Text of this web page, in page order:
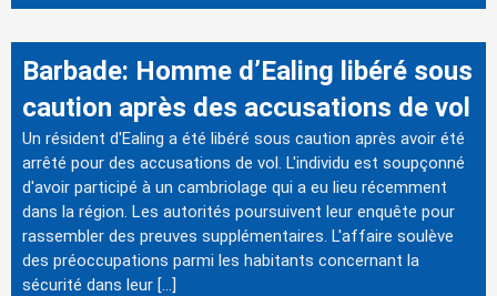
Barbade: Homme d’Ealing libéré sous
caution après des accusations de vol
Un résident d'Ealing a été libéré sous caution après avoir été
arrêté pour des accusations de vol. L'individu est soupçonné
d'avoir participé à un cambriolage qui a eu lieu récemment
dans la région. Les autorités poursuivent leur enquête pour
rassembler des preuves supplémentaires. L'affaire soulève
des préoccupations parmi les habitants concernant la
sécurité dans leur […]